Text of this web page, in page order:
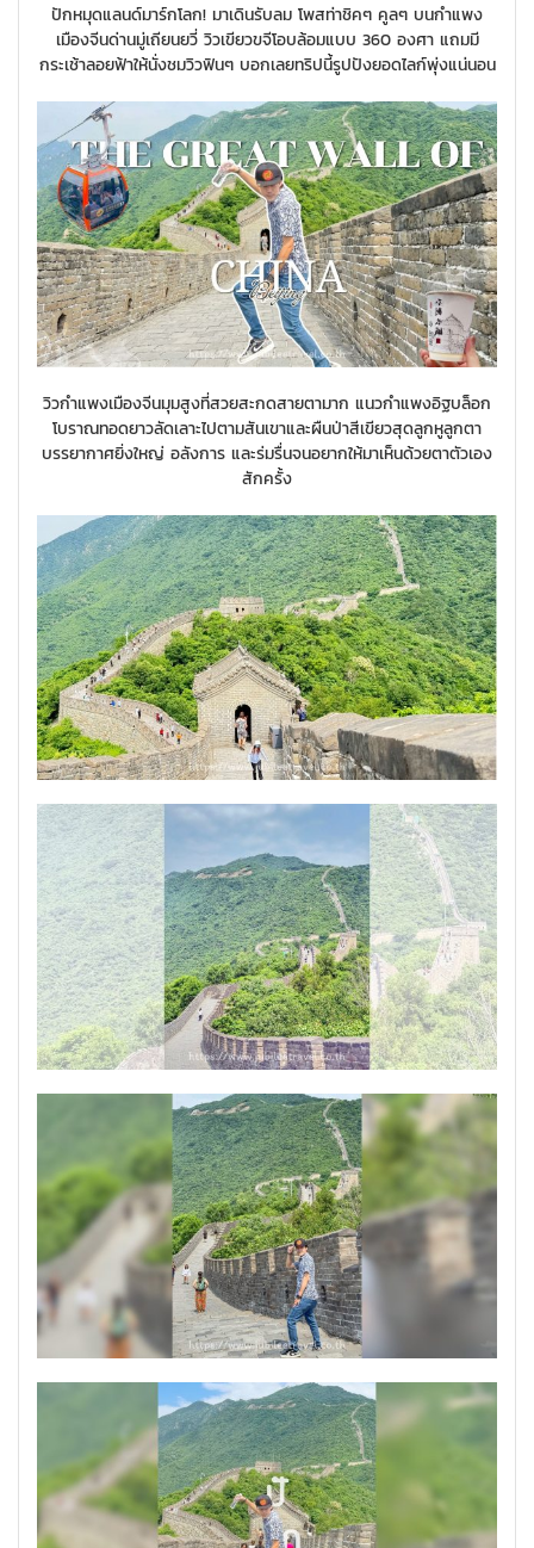
ปักหมุดแลนด์มาร์กโลก! มาเดินรับลม โพสท่าชิคๆ คูลๆ บนกำแพง
เมืองจีนด่านมู่เถียนยวี่ วิวเขียวขจีโอบล้อมแบบ 360 องศา แถมมี
กระเช้าลอยฟ้าให้นั่งชมวิวฟินๆ บอกเลยทริปนี้รูปปังยอดไลก์พุ่งแน่นอน
วิวกำแพงเมืองจีนมุมสูงที่สวยสะกดสายตามาก แนวกำแพงอิฐบล็อก
โบราณทอดยาวลัดเลาะไปตามสันเขาและผืนป่าสีเขียวสุดลูกหูลูกตา
บรรยากาศยิ่งใหญ่ อลังการ และร่มรื่นจนอยากให้มาเห็นด้วยตาตัวเอง
สักครั้ง